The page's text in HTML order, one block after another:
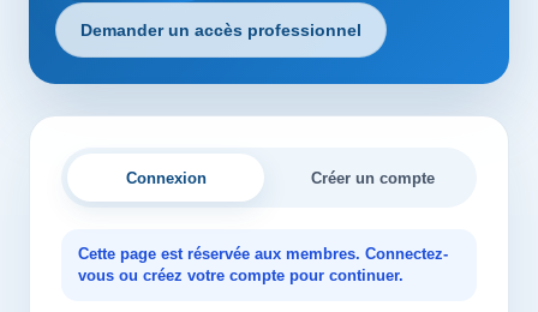
Demander un accès professionnel
Connexion Créer un compte
Cette page est réservée aux membres. Connectez-
vous ou créez votre compte pour continuer.